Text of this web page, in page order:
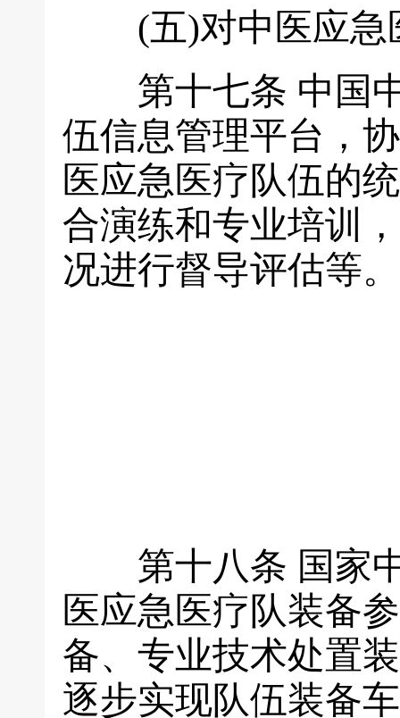
(五)对中医应急
第十七条 中国
伍信息管理平台，
医应急医疗队伍的
合演练和专业培训
况进行督导评估等。
第十八条 国家
医应急医疗队装备
备、专业技术处置
逐步实现队伍装备